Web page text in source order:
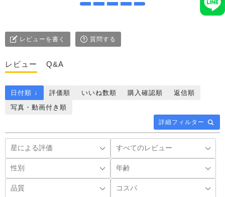
レビューを書く 質問する
レビュー Q&A
詳細フィルター
日付順 ↓ 評価順 いいね数順 購入確認順
返信順
写真・動画付き順